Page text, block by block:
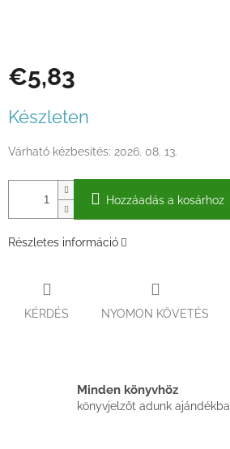
€5,83
Készleten
Várható kézbesítés: 2026. 08. 13.
Hozzáadás a kosárhoz
Részletes információ
KÉRDÉS NYOMON KÖVETÉS
Minden könyvhöz
könyvjelzőt adunk ajándékba